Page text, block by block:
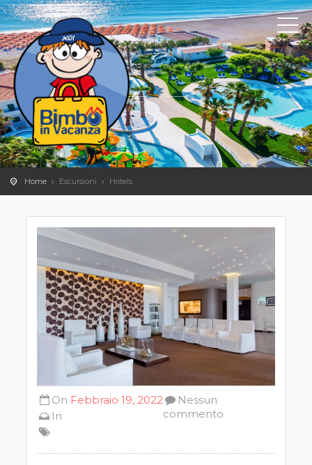
Home Escursioni Hotels
On Febbraio 19, 2022
In
Nessun
commento